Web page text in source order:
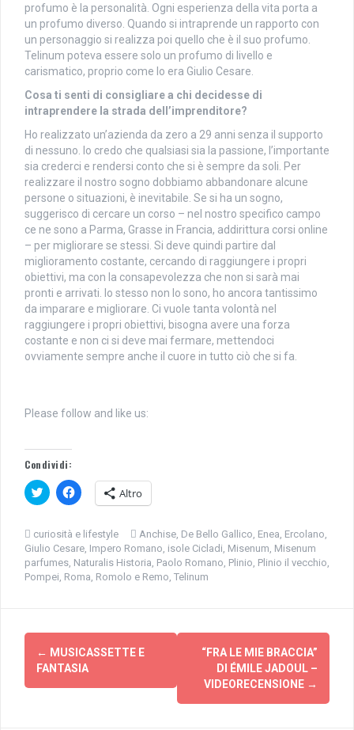
profumo è la personalità. Ogni esperienza della vita porta a
un profumo diverso. Quando si intraprende un rapporto con
un personaggio si realizza poi quello che è il suo profumo.
Telinum poteva essere solo un profumo di livello e
carismatico, proprio come lo era Giulio Cesare.
Cosa ti senti di consigliare a chi decidesse di
intraprendere la strada dell’imprenditore?
Ho realizzato un’azienda da zero a 29 anni senza il supporto
di nessuno. Io credo che qualsiasi sia la passione, l’importante
sia crederci e rendersi conto che si è sempre da soli. Per
realizzare il nostro sogno dobbiamo abbandonare alcune
persone o situazioni, è inevitabile. Se si ha un sogno,
suggerisco di cercare un corso – nel nostro specifico campo
ce ne sono a Parma, Grasse in Francia, addirittura corsi online
– per migliorare se stessi. Si deve quindi partire dal
miglioramento costante, cercando di raggiungere i propri
obiettivi, ma con la consapevolezza che non si sarà mai
pronti e arrivati. Io stesso non lo sono, ho ancora tantissimo
da imparare e migliorare. Ci vuole tanta volontà nel
raggiungere i propri obiettivi, bisogna avere una forza
costante e non ci si deve mai fermare, mettendoci
ovviamente sempre anche il cuore in tutto ciò che si fa.
Please follow and like us:
Condividi:
F
a
l
i
c
q
u
i
o
d
i
v
i
F
a
l
i
c
p
e
r
i
v
i
d
e
r
Altro
curiosità e lifestyle Anchise, De Bello Gallico, Enea, Ercolano,
Giulio Cesare, Impero Romano, isole Cicladi, Misenum, Misenum
parfumes, Naturalis Historia, Paolo Romano, Plinio, Plinio il vecchio,
Pompei, Roma, Romolo e Remo, Telinum
Navigazione
articolo
← MUSICASSETTE E
FANTASIA
“FRA LE MIE BRACCIA”
DI ÉMILE JADOUL –
VIDEORECENSIONE →